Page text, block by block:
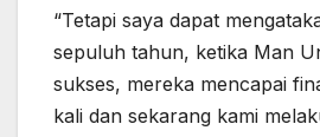
“Tetapi saya dapat
sepuluh tahun, ketika Man
sukses, mereka mencapai
kali dan sekarang kami